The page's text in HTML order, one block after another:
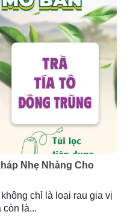
Nhẹ Nhàng Cho
chỉ là loại rau gia vị
còn là...